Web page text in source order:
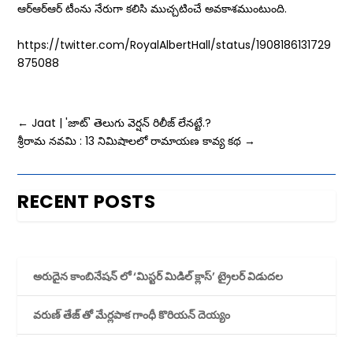
ఆర్ఆర్ఆర్ టీంను నేరుగా కలిసి ముచ్చటించే అవకాశముంటుంది.
https://twitter.com/RoyalAlbertHall/status/1908186131729
875088
←Jaat | 'జాట్‌' తెలుగు వెర్షన్ రిలీజ్ లేనట్టే.?
శ్రీరామ నవమి : 13 నిమిషాలలో రామాయణ కావ్య కథ →
RECENT POSTS
అరుదైన కాంబినేషన్ లో ‘మిస్టర్ మిడిల్ క్లాస్’ ట్రైలర్ విడుదల
వరుణ్ తేజ్ తో మేర్లపాక గాంధీ కొరియన్ దెయ్యం